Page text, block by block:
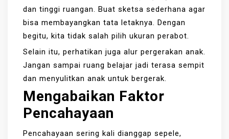
dan tinggi ruangan. Buat sketsa sederhana agar
bisa membayangkan tata letaknya. Dengan
begitu, kita tidak salah pilih ukuran perabot.
Selain itu, perhatikan juga alur pergerakan anak.
Jangan sampai ruang belajar jadi terasa sempit
dan menyulitkan anak untuk bergerak.
Mengabaikan Faktor
Pencahayaan
Pencahayaan sering kali dianggap sepele,